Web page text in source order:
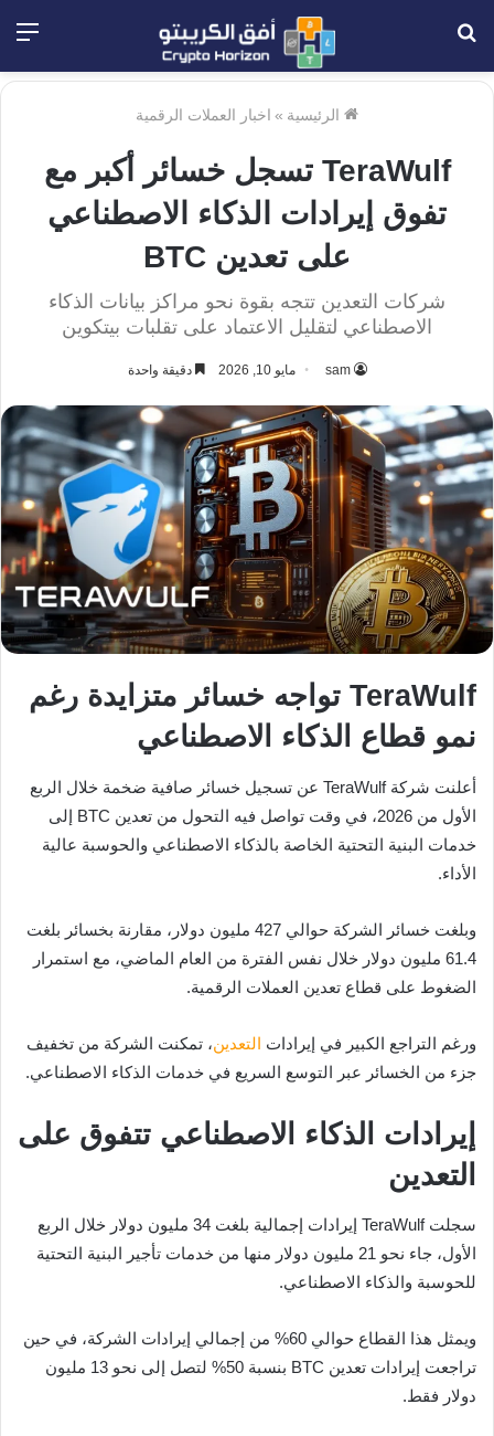
الرئيسية » اخبار العملات الرقمية
TeraWulf تسجل خسائر أكبر مع
تفوق إيرادات الذكاء الاصطناعي
على تعدين BTC
شركات التعدين تتجه بقوة نحو مراكز بيانات الذكاء
الاصطناعي لتقليل الاعتماد على تقلبات بيتكوين
sam مايو 10, 2026 دقيقة واحدة
TeraWulf تواجه خسائر متزايدة رغم
نمو قطاع الذكاء الاصطناعي
أعلنت شركة TeraWulf عن تسجيل خسائر صافية ضخمة خلال الربع
الأول من 2026، في وقت تواصل فيه التحول من تعدين BTC إلى
خدمات البنية التحتية الخاصة بالذكاء الاصطناعي والحوسبة عالية
الأداء.
وبلغت خسائر الشركة حوالي 427 مليون دولار، مقارنة بخسائر بلغت
61.4 مليون دولار خلال نفس الفترة من العام الماضي، مع استمرار
الضغوط على قطاع تعدين العملات الرقمية.
ورغم التراجع الكبير في إيرادات التعدين، تمكنت الشركة من تخفيف
جزء من الخسائر عبر التوسع السريع في خدمات الذكاء الاصطناعي.
إيرادات الذكاء الاصطناعي تتفوق على
التعدين
سجلت TeraWulf إيرادات إجمالية بلغت 34 مليون دولار خلال الربع
الأول، جاء نحو 21 مليون دولار منها من خدمات تأجير البنية التحتية
للحوسبة والذكاء الاصطناعي.
ويمثل هذا القطاع حوالي 60% من إجمالي إيرادات الشركة، في حين
تراجعت إيرادات تعدين BTC بنسبة 50% لتصل إلى نحو 13 مليون
دولار فقط.